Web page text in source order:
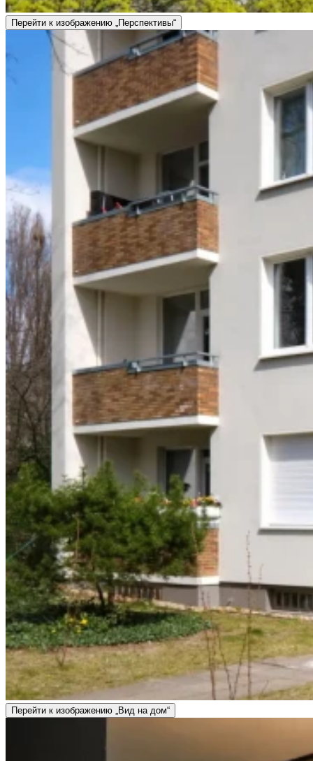
Перейти к изображению „Перспективы“
Перейти к изображению „Вид на дом“